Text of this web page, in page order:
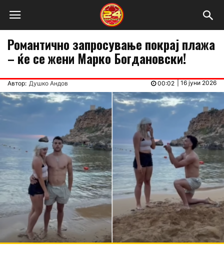
Романтично запросување покрај плажа
– ќе се жени Марко Богдановски!
Автор: Душко Андов 16 јуни 2026
00:02